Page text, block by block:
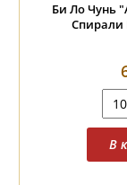
Би Ло Чунь
Спирали